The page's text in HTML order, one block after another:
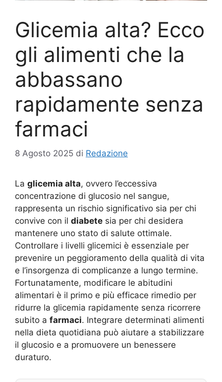
Glicemia alta? Ecco
gli alimenti che la
abbassano
rapidamente senza
farmaci
8 Agosto 2025 di Redazione
La glicemia alta, ovvero l’eccessiva
concentrazione di glucosio nel sangue,
rappresenta un rischio significativo sia per chi
convive con il diabete sia per chi desidera
mantenere uno stato di salute ottimale.
Controllare i livelli glicemici è essenziale per
prevenire un peggioramento della qualità di vita
e l’insorgenza di complicanze a lungo termine.
Fortunatamente, modificare le abitudini
alimentari è il primo e più efficace rimedio per
ridurre la glicemia rapidamente senza ricorrere
subito a farmaci. Integrare determinati alimenti
nella dieta quotidiana può aiutare a stabilizzare
il glucosio e a promuovere un benessere
duraturo.